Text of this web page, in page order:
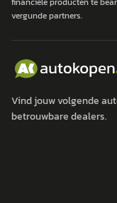
vergunde partners.
Vind jouw volgende
betrouwbare dealers.